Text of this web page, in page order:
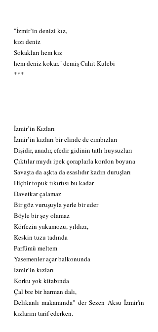
"İzmir’in denizi kız,
kızı deniz
Sokakları hem kız
hem deniz kokar." demiş Cahit Kulebi
***
İzmir’in Kızları
İzmir’in kızları bir elinde de cımbızları
Dişidir, anadır, efedir gidinin tatlı huysuzları
Çıktılar mıydı ipek çoraplarla kordon boyuna
Savaşta da aşkta da esaslıdır kadın duruşları
Hiçbir topuk tıkırtısı bu kadar
Davetkar çalamaz
Bir göz vuruşuyla yerle bir eder
Böyle bir şey olamaz
Körfezin yakamozu, yıldızı,
Keskin tuzu tadında
Parfümü meltem
Yasemenler açar balkonunda
İzmir’in kızları
Korku yok kitabında
Çal bre bir harman dalı,
Delikanlı makamında" der Sezen Aksu İzmir'in
kızlarını tarif ederken.